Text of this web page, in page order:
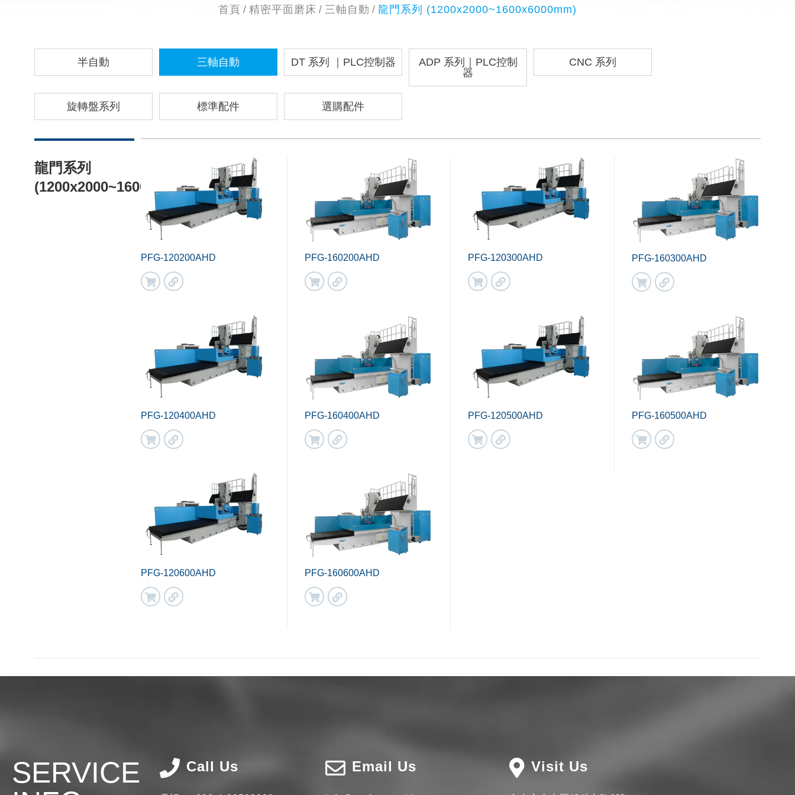
首頁 精密平面磨床 三軸自動 龍門系列 (1200x2000~1600x6000mm)
半自動 三軸自動 DT 系列 ｜PLC控制器
ADP 系列｜PLC控制
器
CNC 系列
旋轉盤系列 標準配件 選購配件
龍門系列
(1200x2000~1600x6000mm)
PFG-120200AHD PFG-160200AHD PFG-120300AHD PFG-160300AHD
PFG-120400AHD PFG-160400AHD PFG-120500AHD PFG-160500AHD
PFG-120600AHD PFG-160600AHD
SERVICE
Call Us Email Us Visit Us